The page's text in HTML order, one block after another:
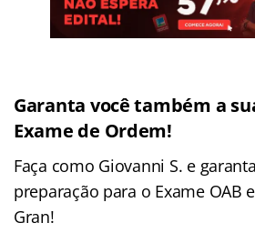
Garanta você também a
Exame de Ordem!
Faça como Giovanni S. e
preparação para o Exame OAB
Gran!